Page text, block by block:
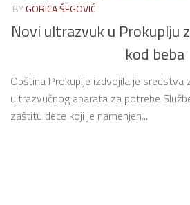
BYGORICA ŠEGOVIĆ
Novi ultrazvuk u Prokuplju
kod beba
Opština Prokuplje izdvojila je sredstva
ultrazvučnog aparata za potrebe
zaštitu dece koji je namenjen...